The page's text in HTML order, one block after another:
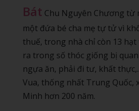
Bát Chu Nguyên Chương từ
một đứa bé cha mẹ tự tử vì
thuế, trong nhà chỉ còn 13
ra trong số thóc giống bị
ngựa ăn, phải đi tư, khất
Vua, thống nhất Trung Quốc,
Minh hơn 200 năm.